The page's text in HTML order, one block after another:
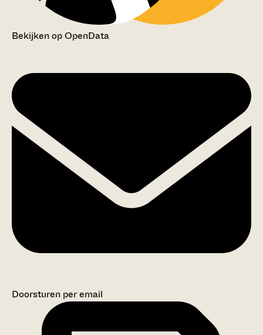
Bekijken op OpenData
Doorsturen per email